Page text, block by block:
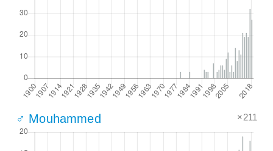
♂ Mouhammed ×211